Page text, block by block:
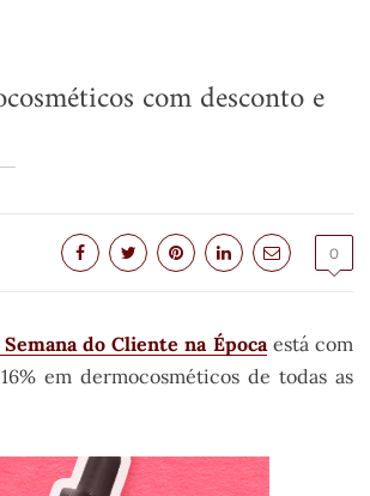
com desconto e
0
do Cliente na Épocaestá com
em dermocosméticos de todas as